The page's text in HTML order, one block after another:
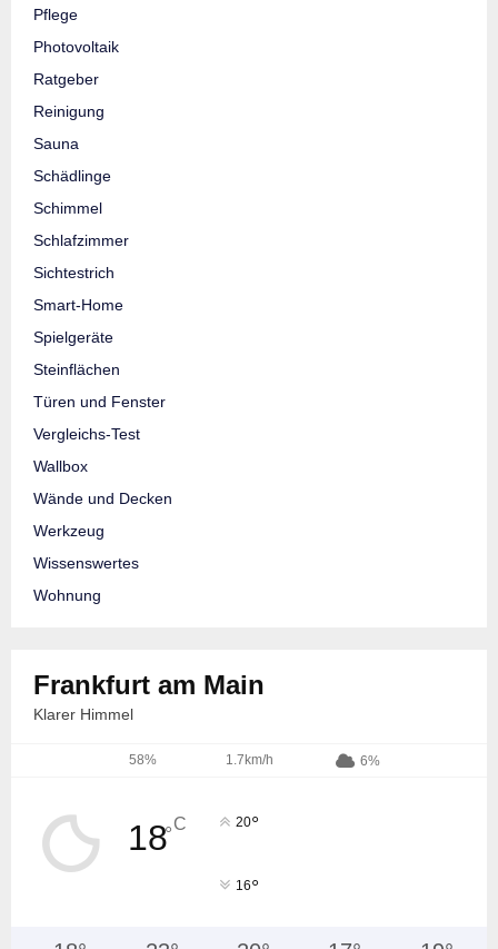
Pflege
Photovoltaik
Ratgeber
Reinigung
Sauna
Schädlinge
Schimmel
Schlafzimmer
Sichtestrich
Smart-Home
Spielgeräte
Steinflächen
Türen und Fenster
Vergleichs-Test
Wallbox
Wände und Decken
Werkzeug
Wissenswertes
Wohnung
Frankfurt am Main
Klarer Himmel
58% 1.7km/h 6%
18°C 20°
16°